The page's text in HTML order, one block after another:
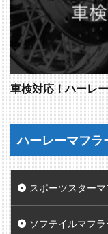
車検対応！ハーレ
ハーレーマフラ
スポーツスター
ソフテイルマフ